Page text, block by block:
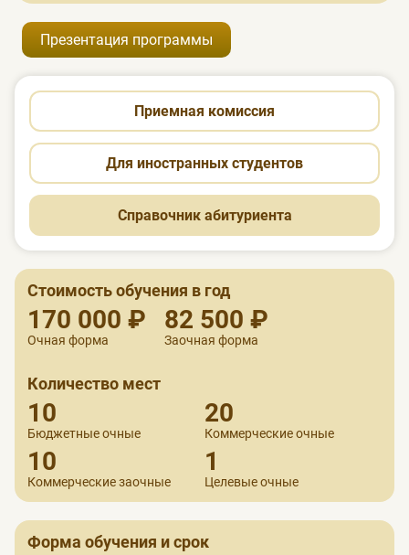
Презентация программы
Стоимость обучения в год
170 000 ₽
Очная форма
82 500 ₽
Заочная форма
Количество мест
10
Бюджетные очные
20
Коммерческие очные
10
Коммерческие заочные
1
Целевые очные
Форма обучения и срок
Приемная комиссия
Для иностранных студентов
Справочник абитуриента